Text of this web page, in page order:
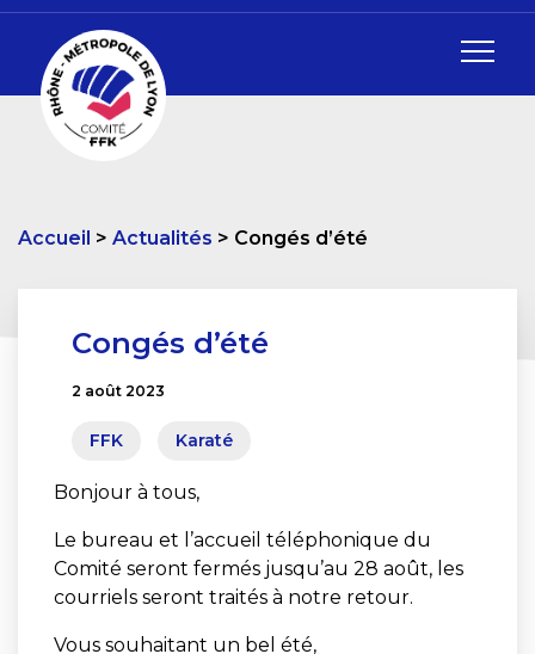
Accueil Actualités Congés d’été
Congés d’été
2 août 2023
FFK Karaté
Bonjour à tous,
Le bureau et l’accueil téléphonique du
Comité seront fermés jusqu’au 28 août, les
courriels seront traités à notre retour.
Vous souhaitant un bel été,